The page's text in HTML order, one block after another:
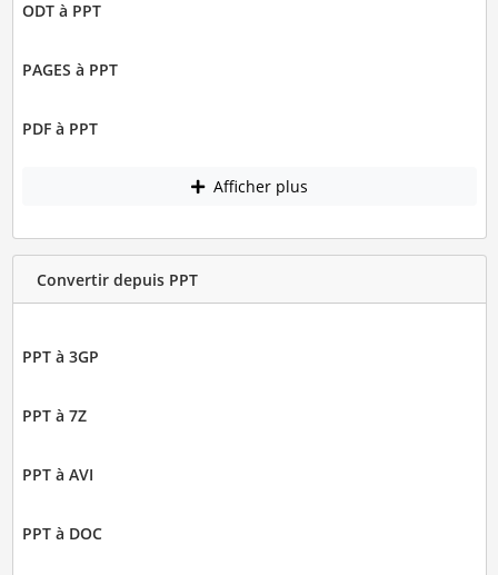
ODT à PPT
PAGES à PPT
PDF à PPT
Afficher plus
Convertir depuis PPT
PPT à 3GP
PPT à 7Z
PPT à AVI
PPT à DOC